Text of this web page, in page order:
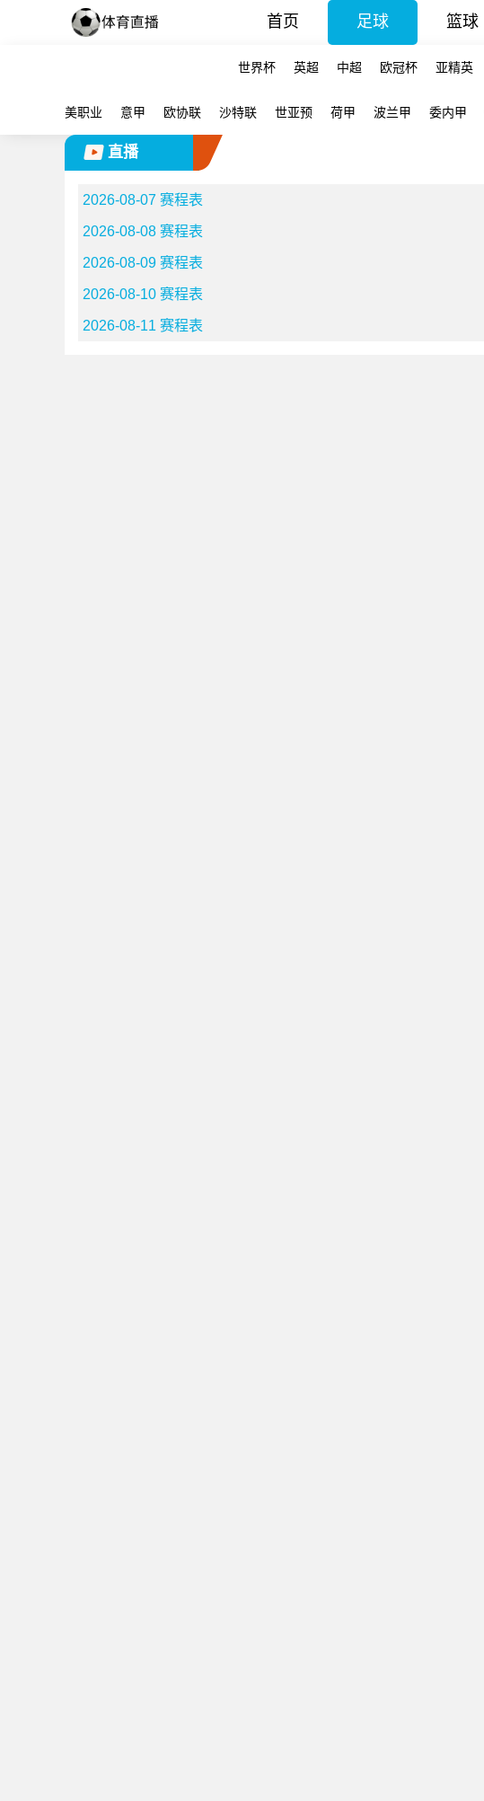
首页 足球 篮球
世界杯 英超 中超 欧冠杯 亚精英
美职业 意甲 欧协联 沙特联 世亚预 荷甲 波兰甲 委内甲
直播
2026-08-07 赛程表
2026-08-08 赛程表
2026-08-09 赛程表
2026-08-10 赛程表
2026-08-11 赛程表